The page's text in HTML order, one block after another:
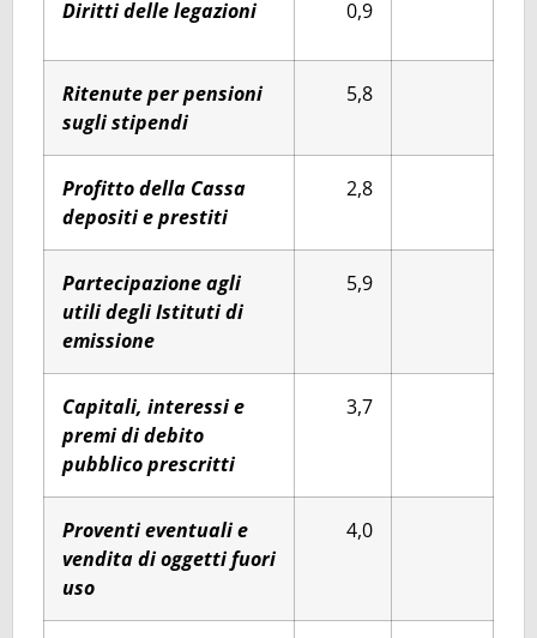
Diritti delle legazioni 0,9
Ritenute per pensioni
sugli stipendi
5,8
Profitto della Cassa
depositi e prestiti
2,8
Partecipazione agli
utili degli Istituti di
emissione
5,9
Capitali, interessi e
premi di debito
pubblico prescritti
3,7
Proventi eventuali e
vendita di oggetti fuori
uso
4,0